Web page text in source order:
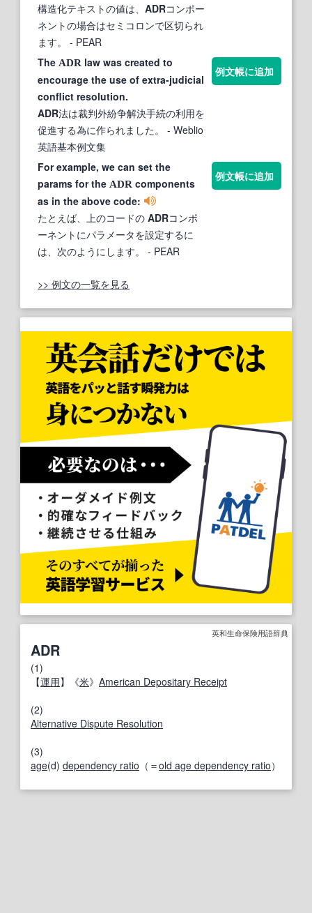
構造化テキストの値は、 ADRコンポー
ネントの場合はセミコロンで区切られ
ます。
- PEAR
The ADR law was created to
encourage the use of extra-judicial
conflict resolution.
ADR法は裁判外紛争解決手続の利用を
促進する為に作られました。
- Weblio
英語基本例文集
例文帳に追加
For example, we can set the
params for the ADR components
as in the above code:
たとえば、上のコードの ADRコンポ
ーネントにパラメータを設定するに
は、次のようにします。
- PEAR
例文帳に追加
>> 例文の一覧を見る
英和生命保険用語辞典
ADR
(1)
【運用】《米》 American Depositary Receipt
(2)
Alternative Dispute Resolution
(3)
age(d) dependency ratio （＝old age dependency ratio）